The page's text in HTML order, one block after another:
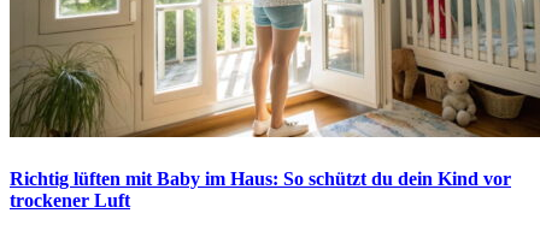
Richtig lüften mit Baby im Haus: So schützt du dein Kind vor
trockener Luft